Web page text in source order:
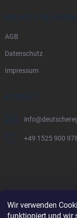
Wir verwenden
funktioniert und wir
RECHTLICHE
AGB
Datenschutz
Impressum
KONTAKT
info@
+49 1525 900